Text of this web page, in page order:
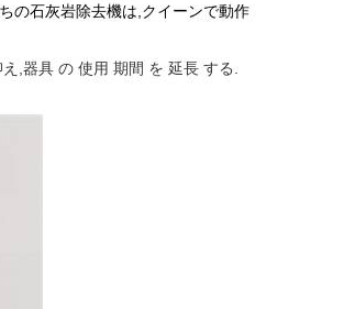
の石灰岩除去機は,クイーンで動作
,器具 の 使用 期間 を 延長 する.